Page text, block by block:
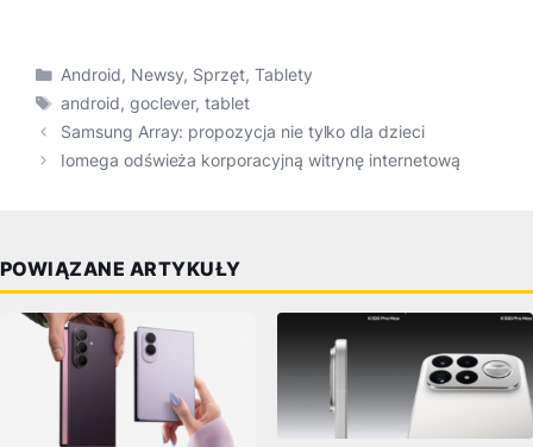
Kategorie
Android, Newsy, Sprzęt, Tablety
Tagi
android, goclever,tablet
Samsung Array: propozycja nie tylko dla dzieci
Iomega odświeża korporacyjną witrynę internetową
POWIĄZANE ARTYKUŁY